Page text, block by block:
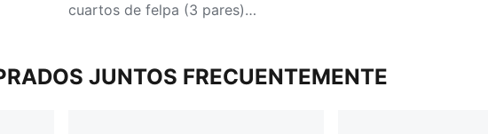
cuartos de felpa (3 pares)
JUNTOS FRECUENTEMENTE